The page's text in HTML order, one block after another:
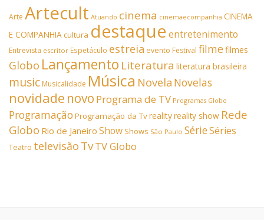
Arte Artecult Atuando cinema cinemaecompanhia CINEMA
E COMPANHIAcultura destaque entretenimento
Entrevista escritor Espetáculo estreia evento Festival filmefilmes
Globo Lançamento Literatura literatura brasileira
music Musicalidade Música Novela Novelas
novidade novo Programa de TV Programas Globo
Programação Programação da Tvrealityreality show Rede
Globo Rio de Janeiro Show Shows São Paulo SérieSéries
Teatro televisão TvTV Globo